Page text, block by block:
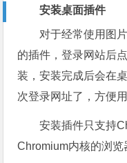
安装桌面插件
对于经常使用图
的插件，登录网站后
装，安装完成后会在
次登录网址了，方便用
安装插件只支持
Chromium内核的浏览